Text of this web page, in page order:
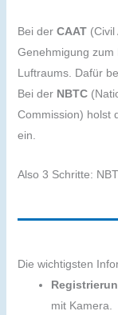
Bei der CAAT
Genehmigung zum
Luftraums. Dafür
Bei der NBTC
Commission) holst
ein.
Also 3 Schritte:
Die wichtigsten
mit Kamera.